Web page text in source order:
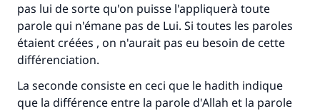
pas lui de sorte qu'on puisse l'appliquerà toute
parole qui n'émane pas de Lui. Si toutes les paroles
étaient créées , on n'aurait pas eu besoin de cette
différenciation.
La seconde consiste en ceci que le hadith indique
que la différence entre la parole d'Allah et la parole